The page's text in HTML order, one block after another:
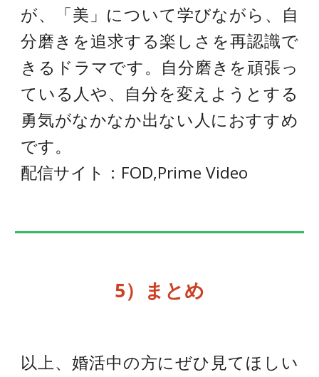
が、「美」について学びながら、自
分磨きを追求する楽しさを再認識で
きるドラマです。自分磨きを頑張っ
ている人や、自分を変えようとする
勇気がなかなか出ない人におすすめ
です。
配信サイト：FOD,Prime Video
5） まとめ
以上、婚活中の方にぜひ見てほしい